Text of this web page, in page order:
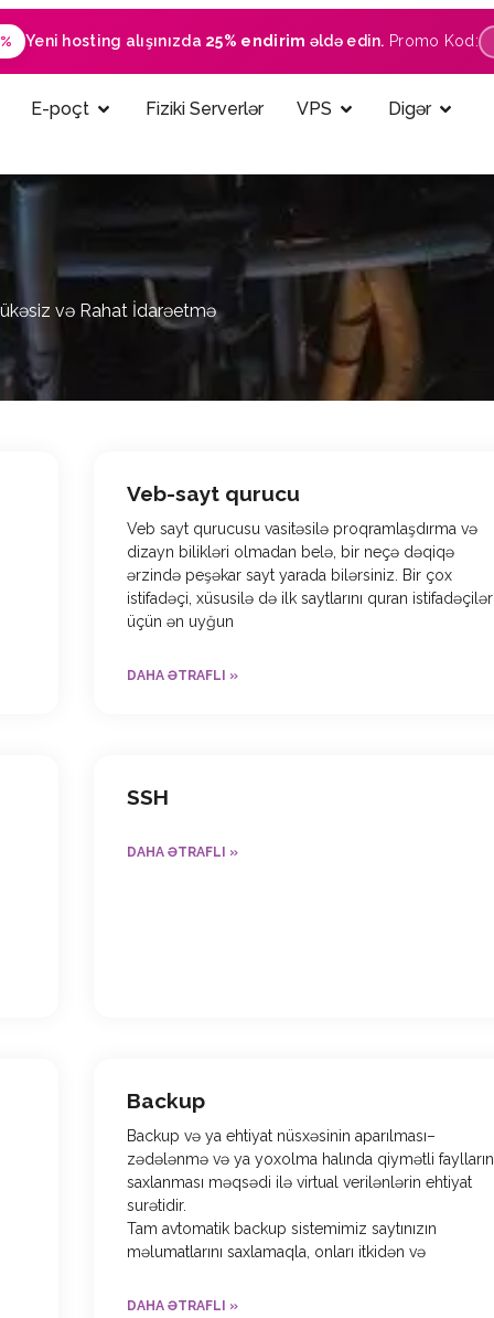
Yeni hosting alışınızda 25% endirim əldə edin. Promo Kod:
E-poçt Fiziki Serverlər VPS Digər
və Rahat İdarəetmə
Veb-sayt qurucu
Veb sayt qurucusu vasitəsilə proqramlaşdırma və
dizayn bilikləri olmadan belə, bir neçə dəqiqə
ərzində peşəkar sayt yarada bilərsiniz. Bir çox
istifadəçi, xüsusilə də ilk saytlarını quran istifadəçilər
üçün ən uyğun
DAHA ƏTRAFLI »
SSH
DAHA ƏTRAFLI »
Backup
Backup və ya ehtiyat nüsxəsinin aparılması–
zədələnmə və ya yoxolma halında qiymətli faylların
saxlanması məqsədi ilə virtual verilənlərin ehtiyat
surətidir.
Tam avtomatik backup sistemimiz saytınızın
məlumatlarını saxlamaqla, onları itkidən və
DAHA ƏTRAFLI »